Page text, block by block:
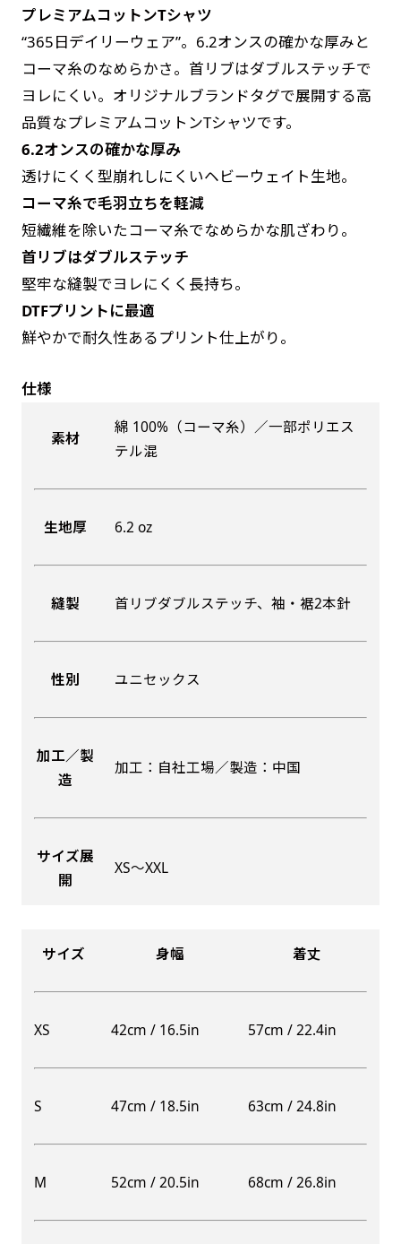
プレミアムコットンTシャツ
“365日デイリーウェア”。6.2オンスの確かな厚みと
コーマ糸のなめらかさ。首リブはダブルステッチで
ヨレにくい。オリジナルブランドタグで展開する高
品質なプレミアムコットンTシャツです。
6.2オンスの確かな厚み
透けにくく型崩れしにくいヘビーウェイト生地。
コーマ糸で毛羽立ちを軽減
短繊維を除いたコーマ糸でなめらかな肌ざわり。
首リブはダブルステッチ
堅牢な縫製でヨレにくく長持ち。
DTFプリントに最適
鮮やかで耐久性あるプリント仕上がり。
仕様
素材
綿 100%（コーマ糸）／一部ポリエス
テル混
生地厚 6.2 oz
縫製 首リブダブルステッチ、袖・裾2本針
性別 ユニセックス
加工／製
造
加工：自社工場／製造：中国
サイズ展
開
XS〜XXL
サイズ 身幅 着丈
XS 42cm / 16.5in 57cm / 22.4in
S 47cm / 18.5in 63cm / 24.8in
M 52cm / 20.5in 68cm / 26.8in
す。かわいいい＆おしゃれなのぼりです。台はセ
ットでついてます。
ジャンボ(90x270)
遠くからでも視認しやすいジャンボサイズです。
駐車場などのスペースに余裕がある場所で大々的
に宣伝できます。
4mまたは5mのポールが必要です。
吊り下げ旗(30x42)
掛け軸のように吊り下げ式にします。上部に棒袋
際の装飾などにとてもお役立ち！
布A1ポスター(60x84)
のぼりだけでなく、ポスターも作れます。
のぼり旗と同じデザインで飾れば宣伝効果UP!
種のデザインを楽しむことができます。前からも
A面B面のデザイン変化を楽しんでお客様にアピ
自由入力(60x180以内)
す。かわいいい＆おしゃれなのぼりです。台はセ
ットでついてます。
ジャンボ(270x90)
遠くからでも視認しやすいジャンボサイズです。
駐車場などのスペースに余裕がある場所で大々的
に宣伝できます。
4mまたは5mのポールが必要です。
吊り下げ旗(42x30)
掛け軸のように吊り下げ式にします。上部に棒袋
際の装飾などにとてもお役立ち！
布A1ポスター(84x60)
のぼりだけでなく、ポスターも作れます。
のぼり旗と同じデザインで飾れば宣伝効果UP!
長辺が180cm以内、短辺が60cm以内であれば自
幕の製作をお楽しみください
レギュラーのれん